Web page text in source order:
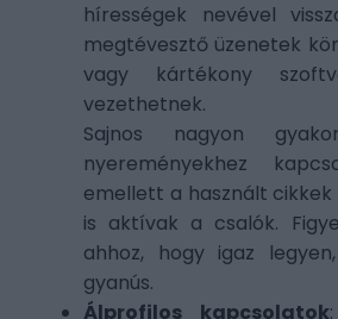
hírességek nevével
megtévesztő üzenetek
vagy kártékony
vezethetnek.
Sajnos nagyon
nyereményekhez
emellett a használt
is aktívak a csalók.
ahhoz, hogy igaz
gyanús.
Álprofilos kapcsolatok